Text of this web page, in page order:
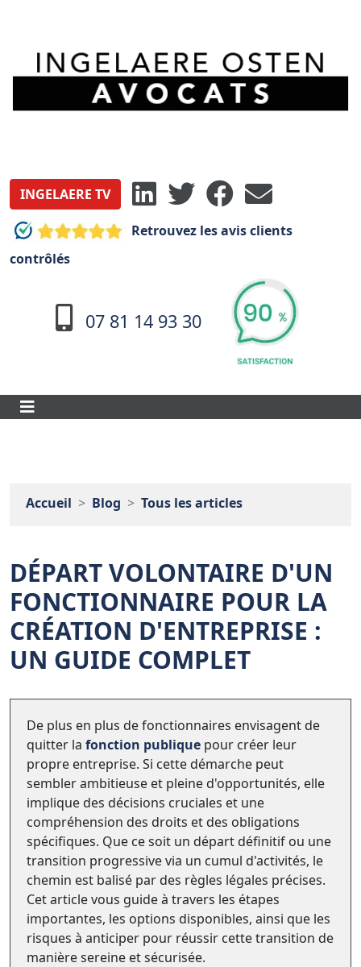
INGELAERE TV
Retrouvez les avis clients
contrôlés
07 81 14 93 30
Accueil Blog Tous les articles
DÉPART VOLONTAIRE D'UN
FONCTIONNAIRE POUR LA
CRÉATION D'ENTREPRISE :
UN GUIDE COMPLET
De plus en plus de fonctionnaires envisagent de
quitter la fonction publique pour créer leur
propre entreprise. Si cette démarche peut
sembler ambitieuse et pleine d'opportunités, elle
implique des décisions cruciales et une
compréhension des droits et des obligations
spécifiques. Que ce soit un départ définitif ou une
transition progressive via un cumul d'activités, le
chemin est balisé par des règles légales précises.
Cet article vous guide à travers les étapes
importantes, les options disponibles, ainsi que les
risques à anticiper pour réussir cette transition de
manière sereine et sécurisée.